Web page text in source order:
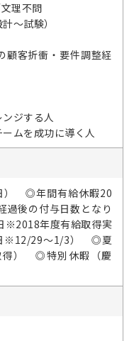
理不問
～試験）
客折衝・要件調整経
ジする人
ムを成功に導く人
） ◎年間有給休暇20
過後の付与日数となり
年度有給取得実
※12/29～1/3） ◎夏
得） ◎特別休暇（慶